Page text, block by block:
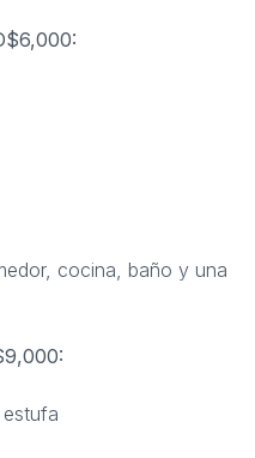
cocina, baño y una